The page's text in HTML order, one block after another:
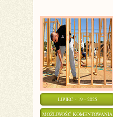
LIPIEC - 19 - 2025
MOŻLIWOŚĆ KOMENTOWANIA